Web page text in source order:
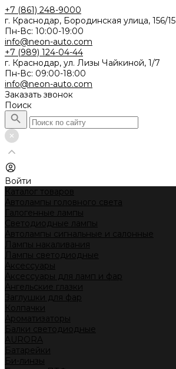
+7 (861) 248-9000
г. Краснодар, Бородинская улица, 156/15
Пн-Вс: 10:00-19:00
info@neon-auto.com
+7 (989) 124-04-44
г. Краснодар, ул. Лизы Чайкиной, 1/7
Пн-Вс: 09:00-18:00
info@neon-auto.com
Заказать звонок
Поиск
Войти
Каталог товаров
Автолампы головного света
Галогенные лампы
Светодиодные лампы
Автолампы сигнальные и салонные
Лампы накаливания
Лампы светодиодные
Аксессуары
Аксессуары для ламп и фар
Ангельские глазки
Заглушки для фар
Колпачки
Ароматизаторы
Балки светодиодные
AURORA
Батарейки
Би-линзы